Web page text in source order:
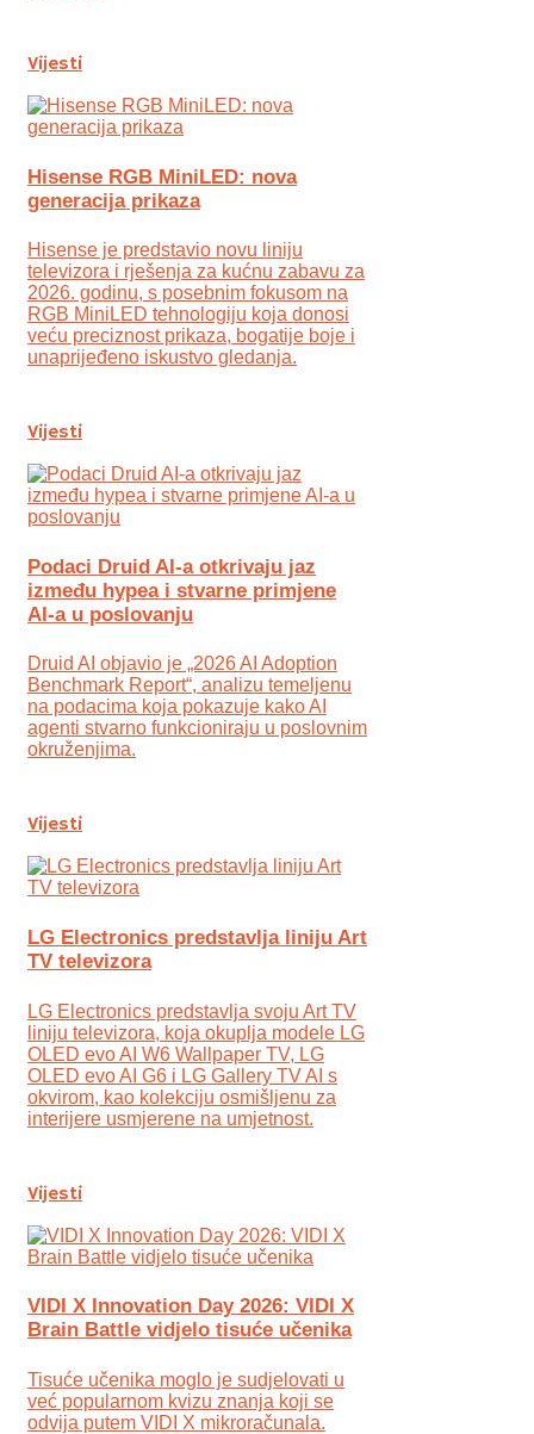
Vijesti
Hisense RGB MiniLED: nova
generacija prikaza
Hisense je predstavio novu liniju
televizora i rješenja za kućnu zabavu za
2026. godinu, s posebnim fokusom na
RGB MiniLED tehnologiju koja donosi
veću preciznost prikaza, bogatije boje i
unaprijeđeno iskustvo gledanja.
Vijesti
Podaci Druid AI-a otkrivaju jaz
između hypea i stvarne primjene
AI-a u poslovanju
Druid AI objavio je „2026 AI Adoption
Benchmark Report“, analizu temeljenu
na podacima koja pokazuje kako AI
agenti stvarno funkcioniraju u poslovnim
okruženjima.
Vijesti
LG Electronics predstavlja liniju Art
TV televizora
LG Electronics predstavlja svoju Art TV
liniju televizora, koja okuplja modele LG
OLED evo AI W6 Wallpaper TV, LG
OLED evo AI G6 i LG Gallery TV AI s
okvirom, kao kolekciju osmišljenu za
interijere usmjerene na umjetnost.
Vijesti
VIDI X Innovation Day 2026: VIDI X
Brain Battle vidjelo tisuće učenika
Tisuće učenika moglo je sudjelovati u
već popularnom kvizu znanja koji se
odvija putem VIDI X mikroračunala.